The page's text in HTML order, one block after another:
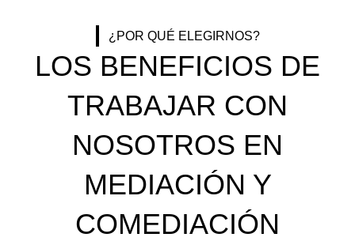
¿POR QUÉ ELEGIRNOS?
LOS BENEFICIOS DE
TRABAJAR CON
NOSOTROS EN
MEDIACIÓN Y
COMEDIACIÓN